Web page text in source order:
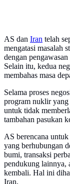
AS dan Iran telah
mengatasi masalah
dengan
Selain itu, kedua
membahas masa
Selama proses
program nuklir yang
untuk tidak
tambahan pasukan
AS berencana
yang berhubungan
bumi, transaksi
pendukung lainnya,
kembali. Hal ini
Iran.